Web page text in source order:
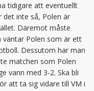
tidigare att eventuellt
det inte så, Polen är
Däremot måste
väntar Polen som är ett
Dessutom har man
matchen som Polen
vann med 3-2. Ska bli
att ta sig vidare till VM i